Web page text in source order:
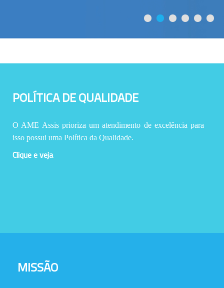
POLÍTICA DE QUALIDADE
O AME Assis prioriza um atendimento de excelência para
isso possui uma Política da Qualidade.
Clique e veja
MISSÃO